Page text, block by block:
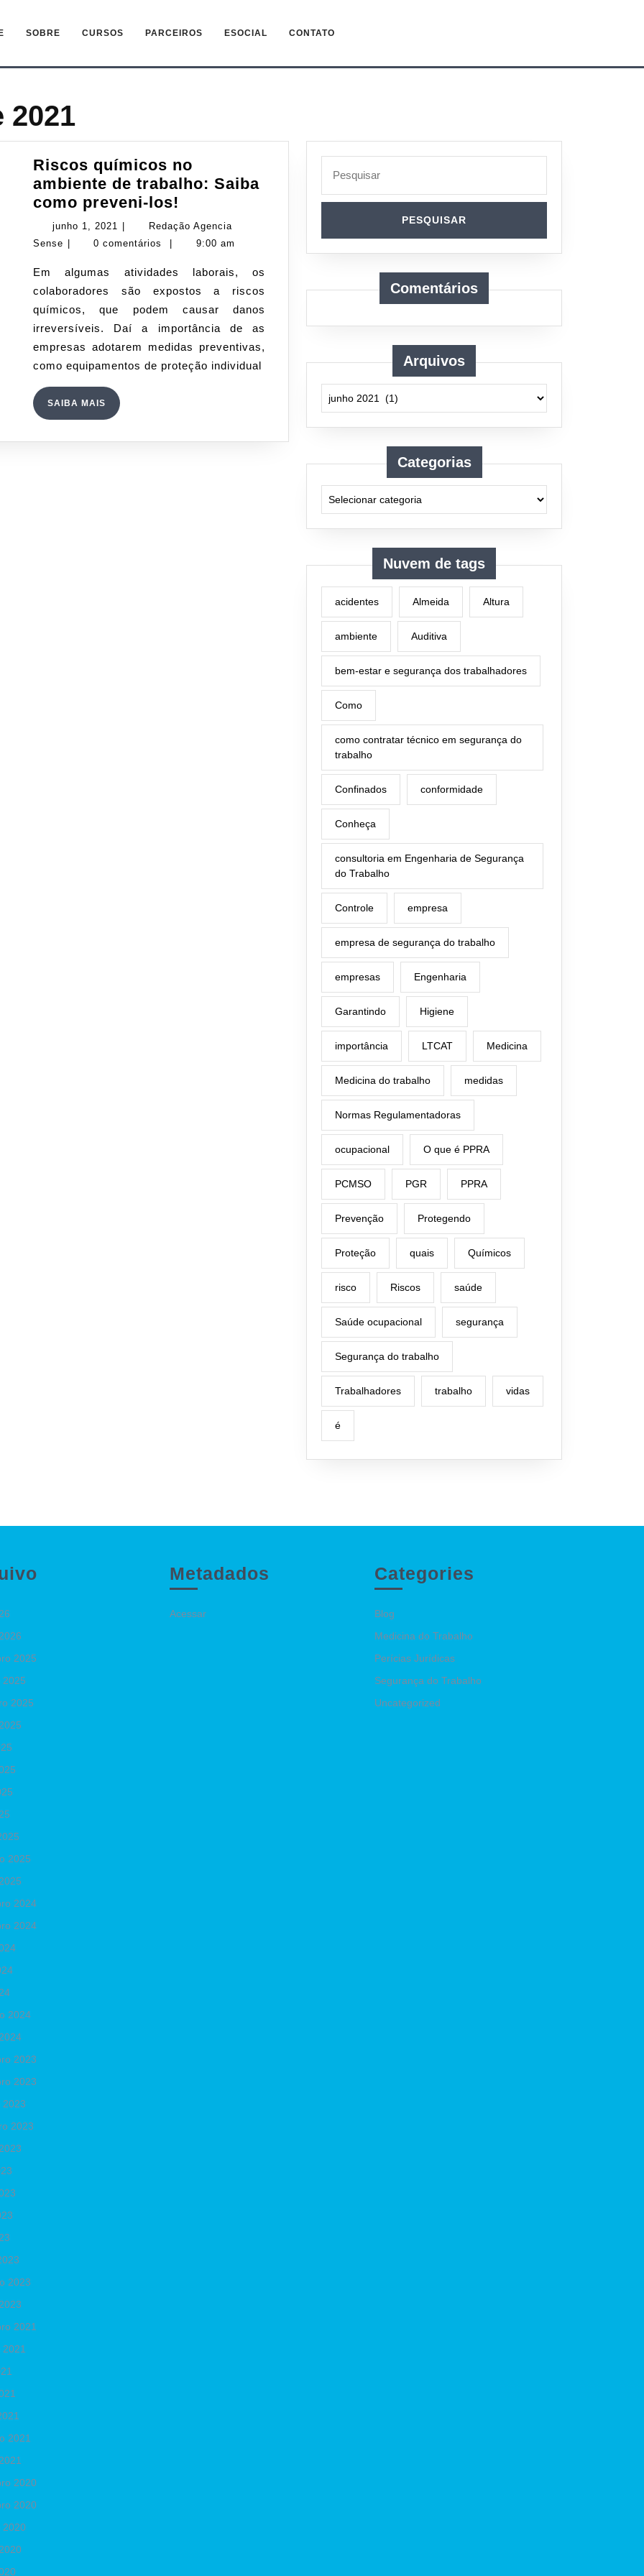
SOBRE CURSOS PARCEIROS ESOCIAL CONTATO
2021
Riscos químicos no
ambiente de trabalho: Saiba
como preveni-los!
químicos
no
de
trabalho:
Saiba
como
preveni-
los!
junho 1, 2021 junho
1,
Redação Agencia
Sense Redação
Sense
0 comentários 9:00 am
Em algumas atividades laborais, os
colaboradores são expostos a riscos
químicos, que podem causar danos
irreversíveis. Daí a importância de as
empresas adotarem medidas preventivas,
como equipamentos de proteção individual
SAIBA MAIS SAIBA
MAIS
for:
Comentários
Arquivos
Categorias
Nuvem de tags
acidentes Almeida Altura
ambiente Auditiva
bem-estar e segurança dos trabalhadores
Como
como contratar técnico em segurança do
trabalho
Confinados conformidade
Conheça
consultoria em Engenharia de Segurança
do Trabalho
Controle empresa
empresa de segurança do trabalho
empresas Engenharia
Garantindo Higiene
importância LTCAT Medicina
Medicina do trabalho medidas
Normas Regulamentadoras
ocupacional O que é PPRA
PCMSO PGR PPRA
Prevenção Protegendo
Proteção quais Químicos
risco Riscos saúde
Saúde ocupacional segurança
Segurança do trabalho
Trabalhadores trabalho vidas
é
2025
2025
2025
2025
2024
2024
2024
2023
2023
2023
2023
2023
2021
2021
2020
2020
2020
Metadados
Acessar
Categories
Blog
Medicina do Trabalho
Perícias Jurídicas
Segurança do Trabalho
Uncategorized